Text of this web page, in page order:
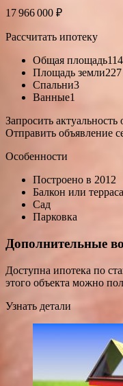
17 966 000 ₽
Рассчитать ипотеку
Общая
Площадь земли227
Спальни3
Ванные1
Запросить актуальность
Отправить объявление
Особенности
Построено в 2012
Балкон или терраса
Сад
Парковка
Дополнительные
Доступна ипотека по
этого объекта можно
Узнать детали